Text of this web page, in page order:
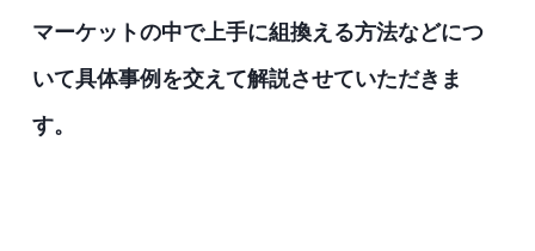
マーケットの中で上手に組換える方法などにつ
いて具体事例を交えて解説させていただきま
す。